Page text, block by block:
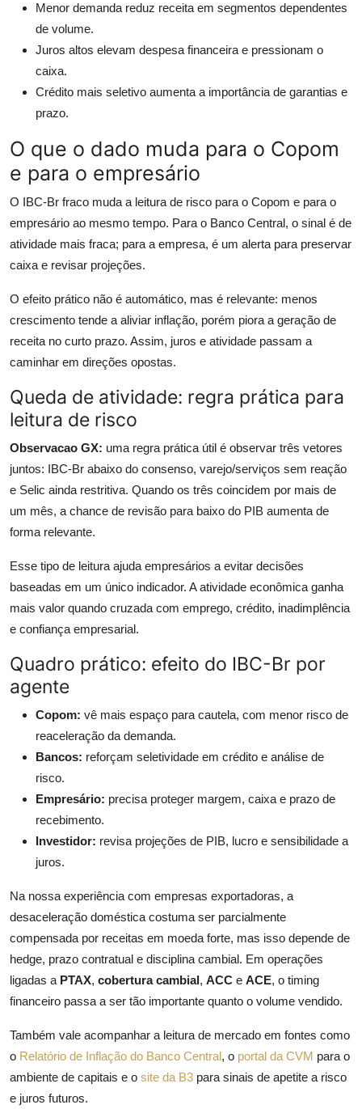
Menor demanda reduz receita em segmentos dependentes
de volume.
Juros altos elevam despesa financeira e pressionam o
caixa.
Crédito mais seletivo aumenta a importância de garantias e
prazo.
O que o dado muda para o Copom
e para o empresário
O IBC-Br fraco muda a leitura de risco para o Copom e para o
empresário ao mesmo tempo. Para o Banco Central, o sinal é de
atividade mais fraca; para a empresa, é um alerta para preservar
caixa e revisar projeções.
O efeito prático não é automático, mas é relevante: menos
crescimento tende a aliviar inflação, porém piora a geração de
receita no curto prazo. Assim, juros e atividade passam a
caminhar em direções opostas.
Queda de atividade: regra prática para
leitura de risco
Observacao GX: uma regra prática útil é observar três vetores
juntos: IBC-Br abaixo do consenso, varejo/serviços sem reação
e Selic ainda restritiva. Quando os três coincidem por mais de
um mês, a chance de revisão para baixo do PIB aumenta de
forma relevante.
Esse tipo de leitura ajuda empresários a evitar decisões
baseadas em um único indicador. A atividade econômica ganha
mais valor quando cruzada com emprego, crédito, inadimplência
e confiança empresarial.
Quadro prático: efeito do IBC-Br por
agente
Copom: vê mais espaço para cautela, com menor risco de
reaceleração da demanda.
Bancos: reforçam seletividade em crédito e análise de
risco.
Empresário: precisa proteger margem, caixa e prazo de
recebimento.
Investidor: revisa projeções de PIB, lucro e sensibilidade a
juros.
Na nossa experiência com empresas exportadoras, a
desaceleração doméstica costuma ser parcialmente
compensada por receitas em moeda forte, mas isso depende de
hedge, prazo contratual e disciplina cambial. Em operações
ligadas a PTAX, cobertura cambial, ACC e ACE, o timing
financeiro passa a ser tão importante quanto o volume vendido.
Também vale acompanhar a leitura de mercado em fontes como
o Relatório de Inflação do Banco Central, o portal da CVM para o
ambiente de capitais e o site da B3 para sinais de apetite a risco
e juros futuros.